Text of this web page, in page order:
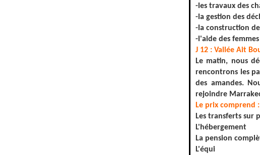
-les travaux des
-la gestion des
-la construction
-l'aide des
J 12 : Vallée Ait
Le matin, nous
rencontrons les
des amandes.
rejoindre
Le prix comprend :
Les transferts sur
L'hébergement
La pension
L'équi